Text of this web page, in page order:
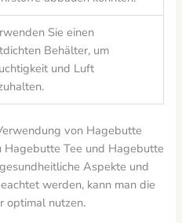
Sie einen
Behälter, um
und Luft
von Hagebutte
Hagebutte Tee und Hagebutte
Aspekte und
werden, kann man die
optimal nutzen.